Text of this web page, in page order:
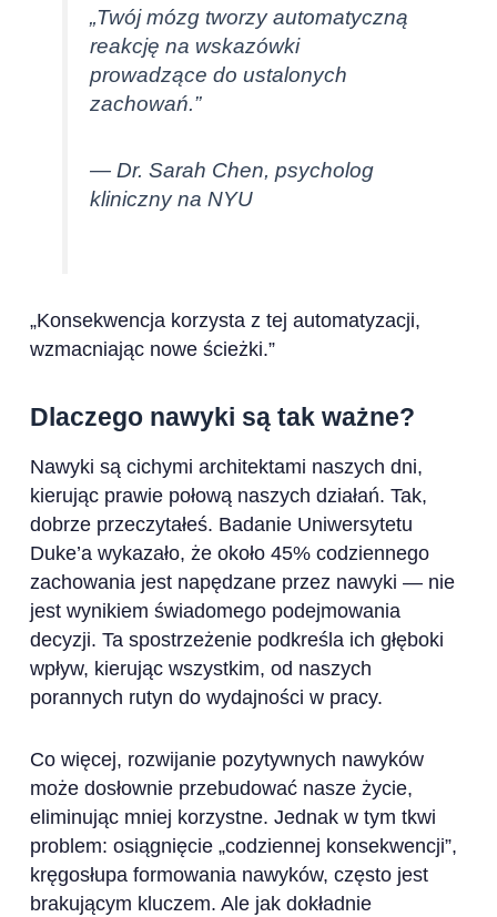
„Twój mózg tworzy automatyczną
reakcję na wskazówki
prowadzące do ustalonych
zachowań.”
— Dr. Sarah Chen, psycholog
kliniczny na NYU
„Konsekwencja korzysta z tej automatyzacji,
wzmacniając nowe ścieżki.”
Dlaczego nawyki są tak ważne?
Nawyki są cichymi architektami naszych dni,
kierując prawie połową naszych działań. Tak,
dobrze przeczytałeś. Badanie Uniwersytetu
Duke’a wykazało, że około 45% codziennego
zachowania jest napędzane przez nawyki — nie
jest wynikiem świadomego podejmowania
decyzji. Ta spostrzeżenie podkreśla ich głęboki
wpływ, kierując wszystkim, od naszych
porannych rutyn do wydajności w pracy.
Co więcej, rozwijanie pozytywnych nawyków
może dosłownie przebudować nasze życie,
eliminując mniej korzystne. Jednak w tym tkwi
problem: osiągnięcie „codziennej konsekwencji”,
kręgosłupa formowania nawyków, często jest
brakującym kluczem. Ale jak dokładnie